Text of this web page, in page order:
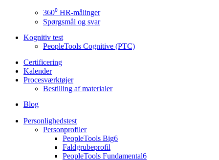
360⁰ HR-målinger
Spørgsmål og svar
Kognitiv test
PeopleTools Cognitive (PTC)
Certificering
Kalender
Procesværktøjer
Bestilling af materialer
Blog
Personlighedstest
Personprofiler
PeopleTools Big6
Faldgrubeprofil
PeopleTools Fundamental6